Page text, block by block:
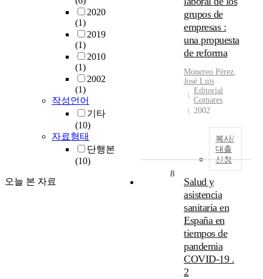
2020
(1)
2019
(1)
2010
(1)
2002
(1)
작성언어
기타
(10)
자료형태
단행본
(10)
오늘 본 자료
grupos de
empresas :
una propuesta
de reforma
Monereo Pérez,
José Luis
Editorial
Comares
2002
복사/
대출
신청
8
Salud y
asistencia
sanitaria en
España en
tiempos de
pandemia
COVID-19 .
2